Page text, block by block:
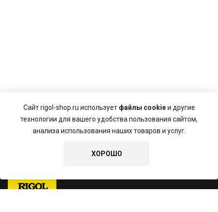
Сайт rigol-shop.ru использует файлы cookieи другие
технологии для вашего удобства пользования сайтом,
анализа использования наших товаров и услуг.
ХОРОШО
Пользовательское соглашение